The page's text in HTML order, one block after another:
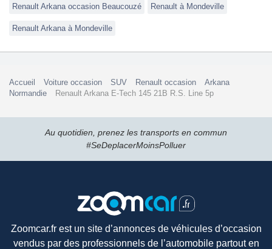
Renault Arkana occasion Beaucouzé Renault à Mondeville
Renault Arkana à Mondeville
Accueil Voiture occasion SUV Renault occasion
Arkana
Normandie
Renault Arkana E-Tech 145 21B R.S. Line 5p
Au quotidien, prenez les transports en commun
#SeDeplacerMoinsPolluer
Zoomcar.fr est un site d’annonces de véhicules d’occasion
vendus par des professionnels de l’automobile partout en